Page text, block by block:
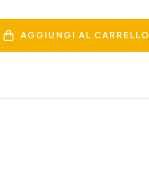
AGGIUNGI AL CARRELLO